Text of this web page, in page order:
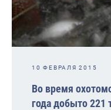
10 ФЕВРАЛЯ 2015
Во время
года добыто 221